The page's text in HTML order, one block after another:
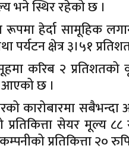
भने स्थिर रहेको छ ।
हेर्दा सामूहिक
पर्यटन क्षेत्र ३।५१
करिब २ प्रतिशतको
आएको छ ।
कारोबारमा सबैभन्दा
प्रतिकित्ता सेयर मूल्य
प्रतिकित्ता २०